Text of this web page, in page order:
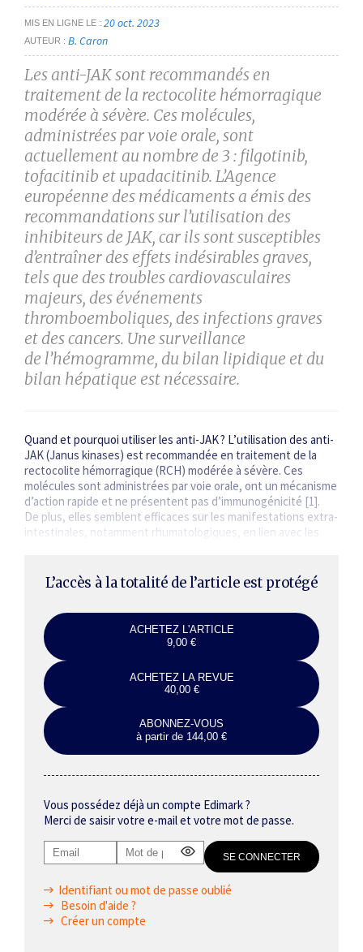
MIS EN LIGNE LE 20 oct. 2023
AUTEUR B. Caron
Les anti-JAK sont recommandés en
traitement de la rectocolite hémorragique
modérée à sévère. Ces ­molécules,
administrées par voie orale, sont
actuellement au nombre de 3 : filgotinib,
tofacitinib et upadacitinib. L’Agence
européenne des médicaments a émis des
recommandations sur l’utilisation des
inhibiteurs de JAK, car ils sont susceptibles
d’entraîner des effets indésirables graves,
tels que des troubles cardiovasculaires
majeurs, des événements
thromboemboliques, des infections graves
et des cancers. Une surveillance
de l’hémogramme, du bilan lipidique et du
bilan hépatique est nécessaire.
Quand et pourquoi utiliser les anti­-JAK ? L’utilisation des anti­-
JAK (Janus kinases) est recommandée en traitement de la
rectocolite ­hémo­rragique (RCH) modérée à sévère. Ces
molécules sont administrées par voie orale, ont un mécanisme
d’action rapide et ne présentent pas d’immuno­génicité [1].
De plus, elles semblent efficaces sur les manifestations extra-
intestinales, notamment rhumato­logiques, en lien avec les
L’accès à la totalité de l’article est protégé
ACHETEZ L'ARTICLE
9,00 €
ACHETEZ LA REVUE
40,00 €
ABONNEZ-VOUS
à partir de 144,00 €
Vous possédez déjà un compte Edimark ?
Merci de saisir votre e-mail et votre mot de passe.
Identifiant ou mot de passe oublié
Besoin d'aide ?
Créer un compte